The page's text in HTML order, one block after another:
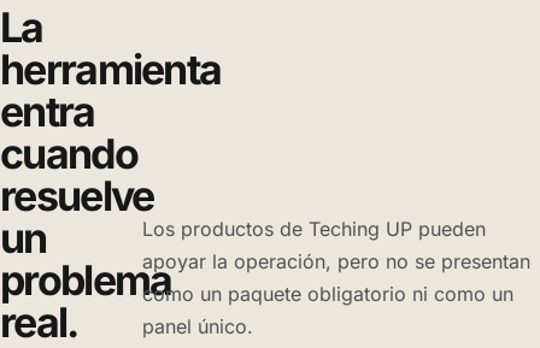
La
herramienta
entra
cuando
resuelve
un
problema
real.
Los productos de Teching UP pueden
apoyar la operación, pero no se presentan
como un paquete obligatorio ni como un
panel único.